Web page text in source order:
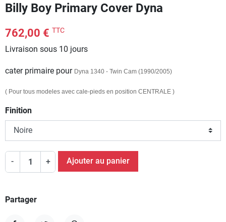
Billy Boy Primary Cover Dyna
762,00 € TTC
Livraison sous 10 jours
cater primaire pour Dyna 1340 - Twin Cam (1990/2005)
( Pour tous modeles avec cale-pieds en position CENTRALE )
Finition
- + Ajouter au panier
Partager